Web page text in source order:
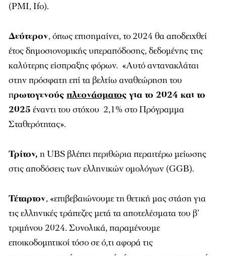
(PMI, Ifo).
Δεύτερον, όπως επισημαίνει, το 2024 θα αποδειχθεί
έτος δημοσιονομικής υπεραπόδοσης, δεδομένης της
καλύτερης είσπραξης φόρων. «Αυτό αντανακλάται
στην πρόσφατη επί τα βελτίω αναθεώρηση του
πρωτογενούς πλεονάσματος για το 2024 και το
2025 έναντι του στόχου 2,1% στο Πρόγραμμα
Σταθερότητας».
Τρίτον, η UBS βλέπει περιθώρια περαιτέρω μείωσης
στις αποδόσεις των ελληνικών ομολόγων (GGB).
Τέταρτον, «επιβεβαιώνουμε τη θετική μας στάση για
τις ελληνικές τράπεζες μετά τα αποτελέσματα του β’
τριμήνου 2024. Συνολικά, παραμένουμε
εποικοδομητικοί τόσο σε ό,τι αφορά τις